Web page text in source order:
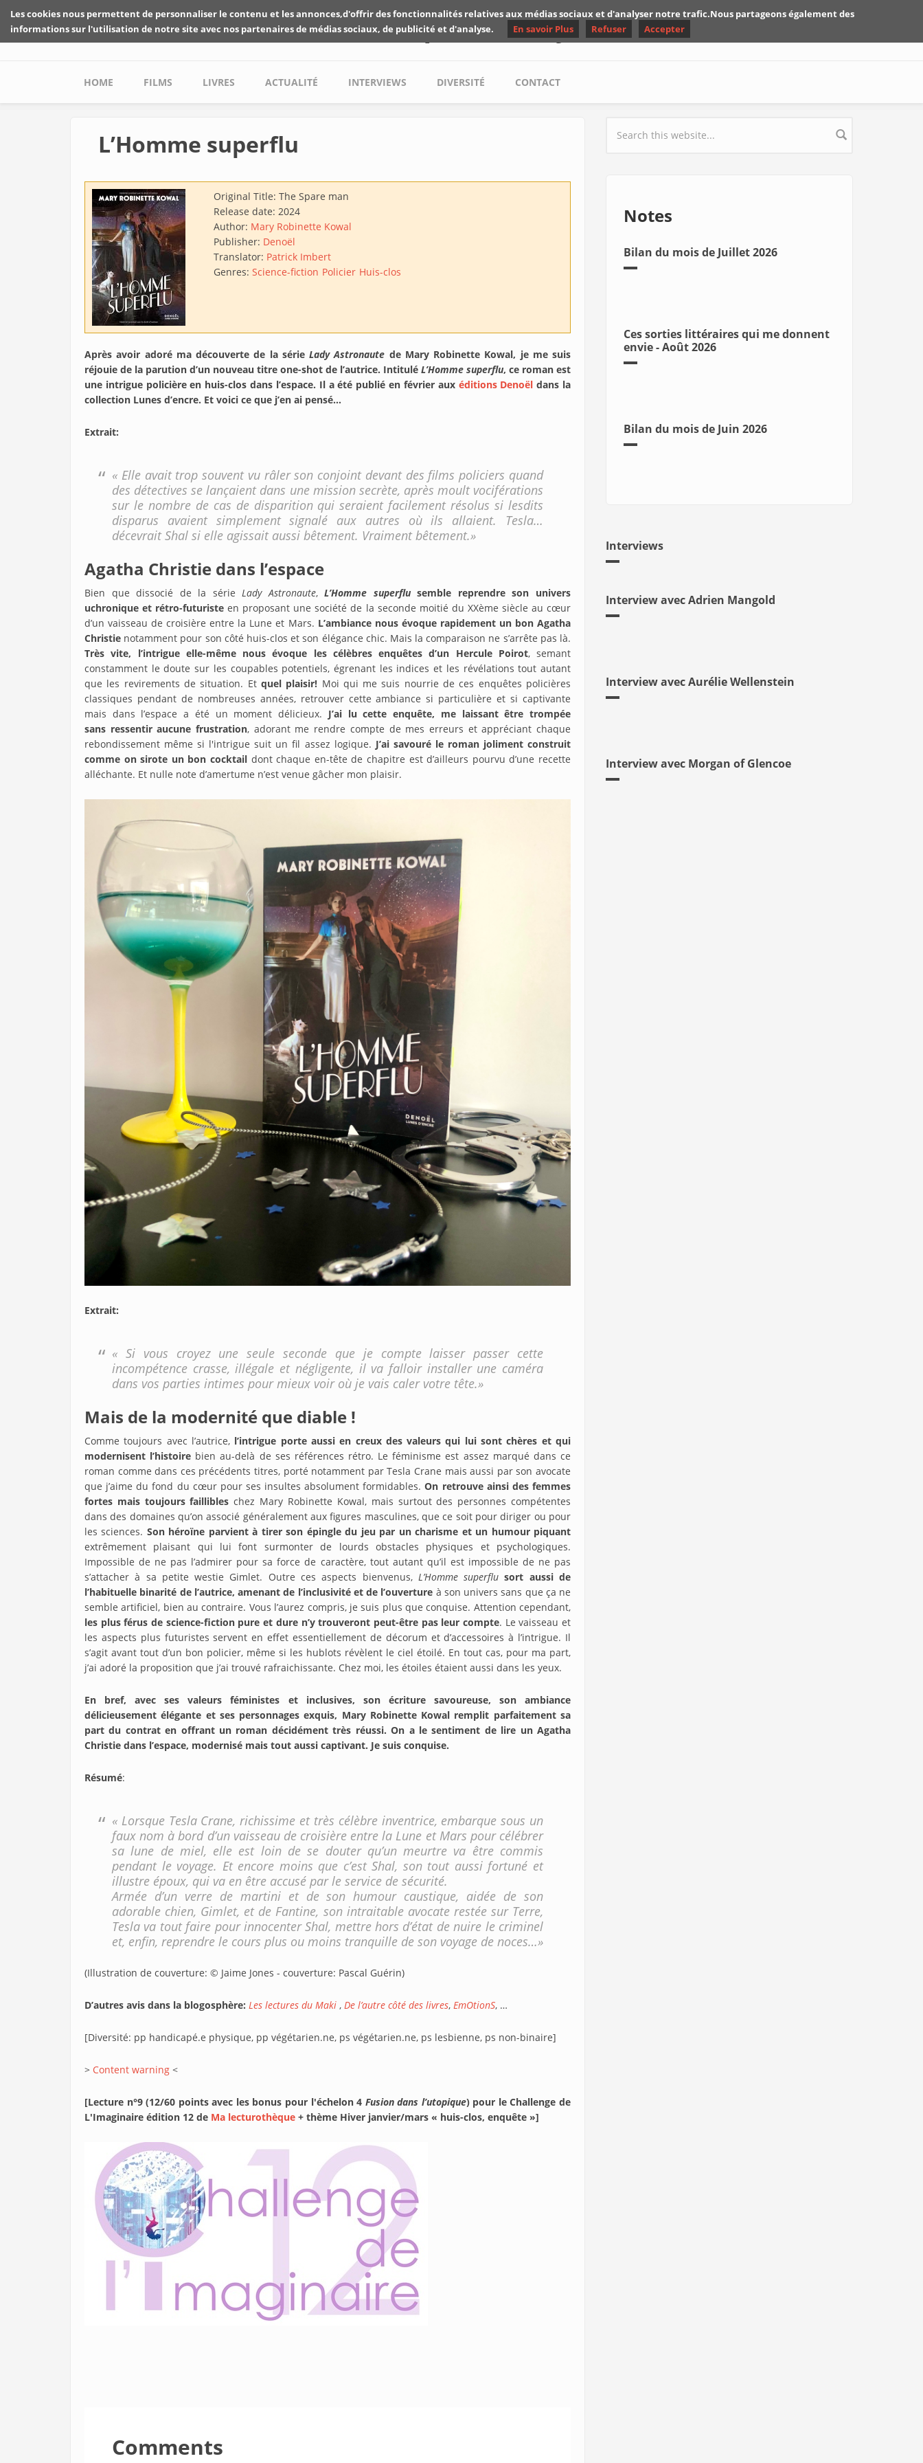
Skip to main content
Les critiques de Yuyine
Main menu
HOME FILMS LIVRES ACTUALITÉ INTERVIEWS DIVERSITÉ CONTACT
L’Homme superflu
Original Title: The Spare man
Release date: 2024
Author: Mary Robinette Kowal
Publisher: Denoël
Translator: Patrick Imbert
Genres: Science-fiction Policier Huis-clos
Après avoir adoré ma découverte de la série Lady Astronaute de Mary Robinette Kowal, je me suis
réjouie de la parution d’un nouveau titre one-shot de l’autrice. Intitulé L’Homme superflu, ce roman est
une intrigue policière en huis-clos dans l’espace. Il a été publié en février aux éditions Denoël dans la
collection Lunes d’encre. Et voici ce que j’en ai pensé…
Extrait:
« Elle avait trop souvent vu râler son conjoint devant des films policiers quand
des détectives se lançaient dans une mission secrète, après moult vociférations
sur le nombre de cas de disparition qui seraient facilement résolus si lesdits
disparus avaient simplement signalé aux autres où ils allaient. Tesla…
décevrait Shal si elle agissait aussi bêtement. Vraiment bêtement.»
Agatha Christie dans l’espace
Bien que dissocié de la sérieLady Astronaute,L’Homme superflu semble reprendre son univers
uchronique et rétro-futuriste en proposant une société de la seconde moitié du XXème siècle au cœur
d’un vaisseau de croisière entre la Lune et Mars. L’ambiance nous évoque rapidement un bon Agatha
Christie notamment pour son côté huis-clos et son élégance chic. Mais la comparaison ne s’arrête pas là.
Très vite, l’intrigue elle-même nous évoque les célèbres enquêtes d’un Hercule Poirot, semant
constamment le doute sur les coupables potentiels, égrenant les indices et les révélations tout autant
que les revirements de situation. Et quel plaisir! Moi qui me suis nourrie de ces enquêtes policières
classiques pendant de nombreuses années, retrouver cette ambiance si particulière et si captivante
mais dans l’espace a été un moment délicieux. J’ai lu cette enquête, me laissant être trompée
sans ressentir aucune frustration, adorant me rendre compte de mes erreurs et appréciant chaque
rebondissement même si l'intrigue suit un fil assez logique. J’ai savouré le roman joliment construit
comme on sirote un bon cocktail dont chaque en-tête de chapitre est d’ailleurs pourvu d’une recette
alléchante. Et nulle note d’amertume n’est venue gâcher mon plaisir.
Extrait:
« Si vous croyez une seule seconde que je compte laisser passer cette
incompétence crasse, illégale et négligente, il va falloir installer une caméra
dans vos parties intimes pour mieux voir où je vais caler votre tête.»
Mais de la modernité que diable !
Comme toujours avec l’autrice, l’intrigue porte aussi en creux des valeurs qui lui sont chères et qui
modernisent l’histoire bien au-delà de ses références rétro. Le féminisme est assez marqué dans ce
roman comme dans ces précédents titres, porté notamment par Tesla Crane mais aussi par son avocate
que j’aime du fond du cœur pour ses insultes absolument formidables.On retrouve ainsi des femmes
fortes mais toujours faillibleschez Mary Robinette Kowal, mais surtout des personnes compétentes
dans des domaines qu’on associé généralement aux figures masculines, que ce soit pour diriger ou pour
les sciences. Son héroïne parvient à tirer son épingle du jeu par un charisme et un humour piquant
extrêmement plaisant qui lui font surmonter de lourds obstacles physiques et psychologiques.
Impossible de ne pas l’admirer pour sa force de caractère, tout autant qu’il est impossible de ne pas
s’attacher à sa petite westie Gimlet. Outre ces aspects bienvenus, L’Homme superflu sort aussi de
l’habituelle binarité de l’autrice, amenant de l’inclusivité et de l’ouverture à son univers sans que ça ne
semble artificiel, bien au contraire. Vous l’aurez compris, je suis plus que conquise. Attention cependant,
les plus férus de science-fiction pure et dure n’y trouveront peut-être pas leur compte. Le vaisseau et
les aspects plus futuristes servent en effet essentiellement de décorum et d’accessoires à l’intrigue. Il
s’agit avant tout d’un bon policier, même si les hublots révèlent le ciel étoilé. En tout cas, pour ma part,
j’ai adoré la proposition que j’ai trouvé rafraichissante. Chez moi, les étoiles étaient aussi dans les yeux.
En bref, avec ses valeurs féministes et inclusives, son écriture savoureuse, son ambiance
délicieusement élégante et ses personnages exquis, Mary Robinette Kowal remplit parfaitement sa
part du contrat en offrant un roman décidément très réussi. On a le sentiment de lire un Agatha
Christie dans l’espace, modernisé mais tout aussi captivant. Je suis conquise.
Résumé:
« Lorsque Tesla Crane, richissime et très célèbre inventrice, embarque sous un
faux nom à bord d’un vaisseau de croisière entre la Lune et Mars pour célébrer
sa lune de miel, elle est loin de se douter qu’un meurtre va être commis
pendant le voyage. Et encore moins que c’est Shal, son tout aussi fortuné et
illustre époux, qui va en être accusé par le service de sécurité.
Armée d’un verre de martini et de son humour caustique, aidée de son
adorable chien, Gimlet, et de Fantine, son intraitable avocate restée sur Terre,
Tesla va tout faire pour innocenter Shal, mettre hors d’état de nuire le criminel
et, enfin, reprendre le cours plus ou moins tranquille de son voyage de noces…»
(Illustration de couverture: © Jaime Jones - couverture: Pascal Guérin)
D’autres avis dans la blogosphère: Les lectures du Maki , De l’autre côté des livres, EmOtionS, …
[Diversité: pp handicapé.e physique, pp végétarien.ne, ps végétarien.ne, ps lesbienne, ps non-binaire]
> Content warning <
[Lecture n°9 (12/60 points avec les bonus pour l'échelon 4 Fusion dans l’utopique) pour le Challenge de
L'Imaginaire édition 12 de Ma lecturothèque + thème Hiver janvier/mars « huis-clos, enquête »]
Comments
Search form
Notes
Bilan du mois de Juillet 2026
Ces sorties littéraires qui me donnent
envie - Août 2026
Bilan du mois de Juin 2026
Interviews
Interview avec Adrien Mangold
Interview avec Aurélie Wellenstein
Interview avec Morgan of Glencoe
Les cookies nous permettent de personnaliser le contenu et les annonces,d'offrir des fonctionnalités relatives aux médias sociaux et d'analyser notre trafic.Nous partageons également des
informations sur l'utilisation de notre site avec nos partenaires de médias sociaux, de publicité et d'analyse.
En savoir Plus Refuser Accepter